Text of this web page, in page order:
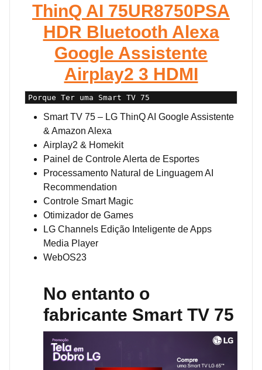
ThinQ AI 75UR8750PSA
HDR Bluetooth Alexa
Google Assistente
Airplay2 3 HDMI
Porque Ter uma Smart TV 75
Smart TV 75 – LG ThinQ AI Google Assistente
& Amazon Alexa
Airplay2 & Homekit
Painel de Controle Alerta de Esportes
Processamento Natural de Linguagem AI
Recommendation
Controle Smart Magic
Otimizador de Games
LG Channels Edição Inteligente de Apps
Media Player
WebOS23
No entanto o
fabricante Smart TV 75